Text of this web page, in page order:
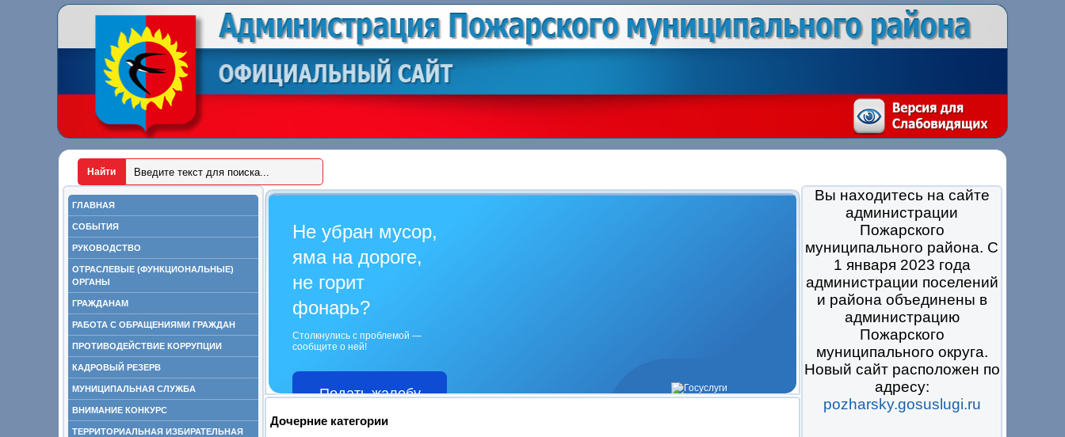
ГЛАВНАЯ
СОБЫТИЯ
РУКОВОДСТВО
ОТРАСЛЕВЫЕ (ФУНКЦИОНАЛЬНЫЕ)
ОРГАНЫ
ГРАЖДАНАМ
РАБОТА С ОБРАЩЕНИЯМИ ГРАЖДАН
ПРОТИВОДЕЙСТВИЕ КОРРУПЦИИ
КАДРОВЫЙ РЕЗЕРВ
МУНИЦИПАЛЬНАЯ СЛУЖБА
ВНИМАНИЕ КОНКУРС
ТЕРРИТОРИАЛЬНАЯ ИЗБИРАТЕЛЬНАЯ
Вы находитесь на сайте
администрации
Пожарского
муниципального района. С
1 января 2023 года
администрации поселений
и района объединены в
администрацию
Пожарского
муниципального округа.
Новый сайт расположен по
адресу:
pozharsky.gosuslugi.ru
Не убран мусор,
яма на дороге,
не горит
фонарь?
Столкнулись с проблемой —
сообщите о ней!
Подать жалобу
Дочерние категории